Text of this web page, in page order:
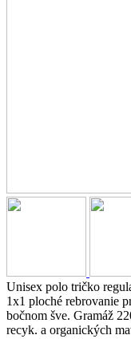
Unisex polo tričko
1x1 ploché rebrovanie
bočnom šve. Gramáž
recyk. a organických